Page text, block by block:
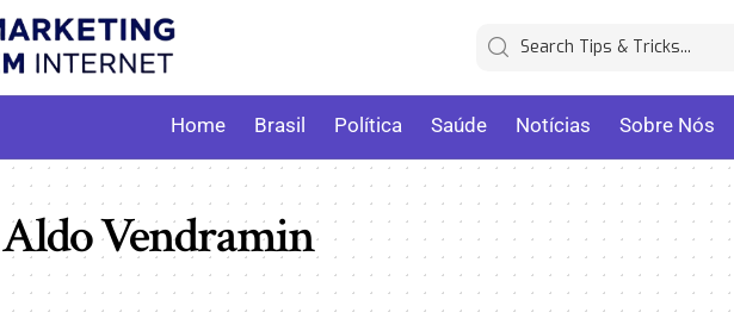
Home Brasil Política Saúde Notícias Sobre Nós
Vendramin